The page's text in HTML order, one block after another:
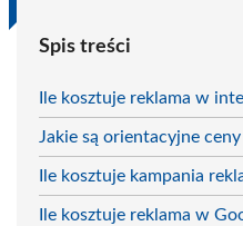
Spis treści
Ile kosztuje reklama w
Jakie są orientacyjne
Ile kosztuje kampania
Ile kosztuje reklama w